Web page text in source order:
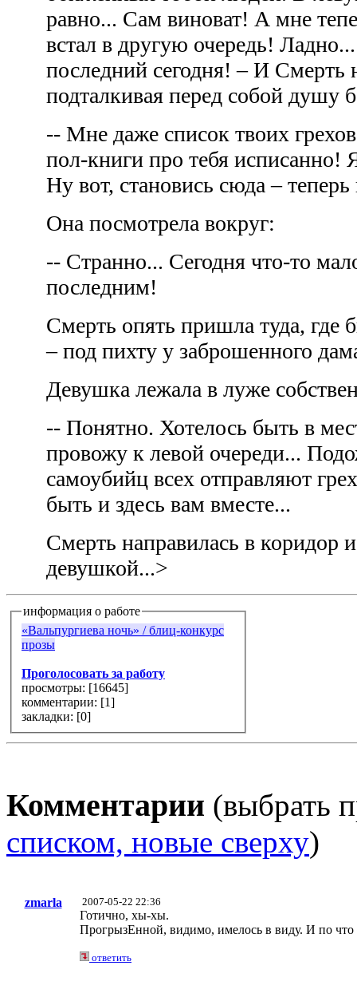
равно... Сам виноват! А мне
встал в другую очередь!
последний сегодня! – И Смерть
подталкивая перед собой душу
-- Мне даже список твоих
пол-книги про тебя исписанно!
Ну вот, становись сюда –
Она посмотрела вокруг:
-- Странно... Сегодня что-то
последним!
Смерть опять пришла туда, где
– под пихту у заброшенного
Девушка лежала в луже
-- Понятно. Хотелось быть в
провожу к левой очереди...
самоубийц всех отправляют
быть и здесь вам вместе...
Смерть направилась в коридор
девушкой...>
информация о работе
«Вальпургиева ночь» / блиц-конкурс
прозы
Проголосовать за работу
просмотры: [16645]
комментарии: [1]
закладки: [0]
Комментарии (выбрать
списком, новые сверху)
zmarla 2007-05-22 22:36
Готично, хы-хы.
ПрогрызЕнной, видимо, имелось в виду. И по что
ответить